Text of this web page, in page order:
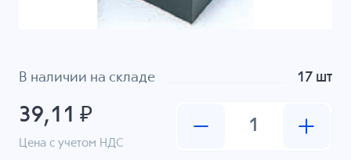
В наличии на складе 17 шт
39,11 ₽
Цена с учетом НДС